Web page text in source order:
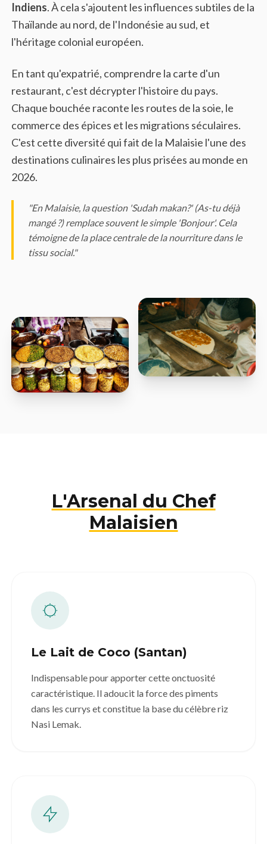
Indiens. À cela s'ajoutent les influences subtiles de la
Thaïlande au nord, de l'Indonésie au sud, et
l'héritage colonial européen.
En tant qu'expatrié, comprendre la carte d'un
restaurant, c'est décrypter l'histoire du pays.
Chaque bouchée raconte les routes de la soie, le
commerce des épices et les migrations séculaires.
C'est cette diversité qui fait de la Malaisie l'une des
destinations culinaires les plus prisées au monde en
2026.
"En Malaisie, la question 'Sudah makan?' (As-tu déjà
mangé ?) remplace souvent le simple 'Bonjour'. Cela
témoigne de la place centrale de la nourriture dans le
tissu social."
L'Arsenal du Chef
Malaisien
Le Lait de Coco (Santan)
Indispensable pour apporter cette onctuosité
caractéristique. Il adoucit la force des piments
dans les currys et constitue la base du célèbre riz
Nasi Lemak.